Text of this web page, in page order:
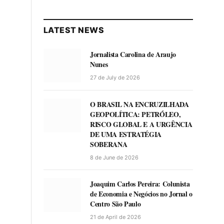
LATEST NEWS
Jornalista Carolina de Araujo
Nunes
27 de July de 2026
O BRASIL NA ENCRUZILHADA
GEOPOLÍTICA: PETRÓLEO,
RISCO GLOBAL E A URGÊNCIA
DE UMA ESTRATÉGIA
SOBERANA
8 de June de 2026
Joaquim Carlos Pereira: Colunista
de Economia e Negócios no Jornal o
Centro São Paulo
21 de April de 2026